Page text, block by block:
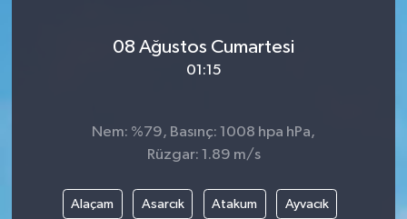
08 Ağustos Cumartesi
01:15
Nem: %79, Basınç: 1008 hpa hPa,
Rüzgar: 1.89 m/s
Alaçam Asarcık Atakum Ayvacık